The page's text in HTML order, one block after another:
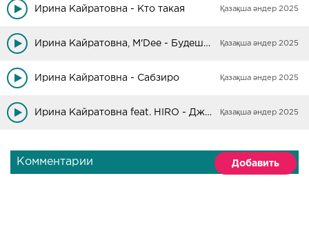
Ирина Кайратовна - Кто такая Қазақша әндер 2025
Ирина Кайратовна, M'Dee - Будешь одна Қазақша әндер 2025
Ирина Кайратовна - Сабзиро Қазақша әндер 2025
Ирина Кайратовна feat. HIRO - Джай Қазақша әндер 2025
Комментарии Добавить